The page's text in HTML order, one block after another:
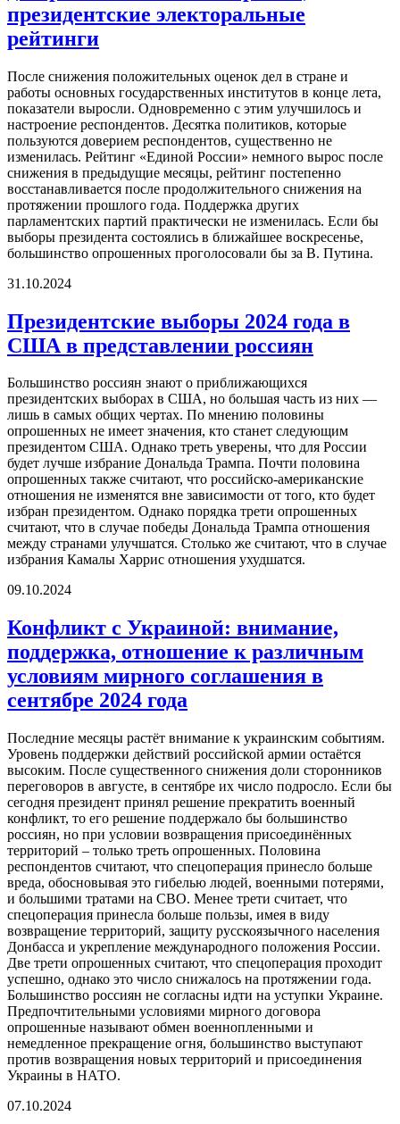
президентские электоральные
рейтинги
После снижения положительных оценок дел в стране и
работы основных государственных институтов в конце лета,
показатели выросли. Одновременно с этим улучшилось и
настроение респондентов. Десятка политиков, которые
пользуются доверием респондентов, существенно не
изменилась. Рейтинг «Единой России» немного вырос после
снижения в предыдущие месяцы, рейтинг постепенно
восстанавливается после продолжительного снижения на
протяжении прошлого года. Поддержка других
парламентских партий практически не изменилась. Если бы
выборы президента состоялись в ближайшее воскресенье,
большинство опрошенных проголосовали бы за В. Путина.
31.10.2024
Президентские выборы 2024 года в
США в представлении россиян
Большинство россиян знают о приближающихся
президентских выборах в США, но большая часть из них —
лишь в самых общих чертах. По мнению половины
опрошенных не имеет значения, кто станет следующим
президентом США. Однако треть уверены, что для России
будет лучше избрание Дональда Трампа. Почти половина
опрошенных также считают, что российско-американские
отношения не изменятся вне зависимости от того, кто будет
избран президентом. Однако порядка трети опрошенных
считают, что в случае победы Дональда Трампа отношения
между странами улучшатся. Столько же считают, что в случае
избрания Камалы Харрис отношения ухудшатся.
09.10.2024
Конфликт с Украиной: внимание,
поддержка, отношение к различным
условиям мирного соглашения в
сентябре 2024 года
Последние месяцы растёт внимание к украинским событиям.
Уровень поддержки действий российской армии остаётся
высоким. После существенного снижения доли сторонников
переговоров в августе, в сентябре их число подросло. Если бы
сегодня президент принял решение прекратить военный
конфликт, то его решение поддержало бы большинство
россиян, но при условии возвращения присоединённых
территорий – только треть опрошенных. Половина
респондентов считают, что спецоперация принесло больше
вреда, обосновывая это гибелью людей, военными потерями,
и большими тратами на СВО. Менее трети считает, что
спецоперация принесла больше пользы, имея в виду
возвращение территорий, защиту русскоязычного населения
Донбасса и укрепление международного положения России.
Две трети опрошенных считают, что спецоперация проходит
успешно, однако это число снижалось на протяжении года.
Большинство россиян не согласны идти на уступки Украине.
Предпочтительными условиями мирного договора
опрошенные называют обмен военнопленными и
немедленное прекращение огня, большинство выступают
против возвращения новых территорий и присоединения
Украины в НАТО.
07.10.2024